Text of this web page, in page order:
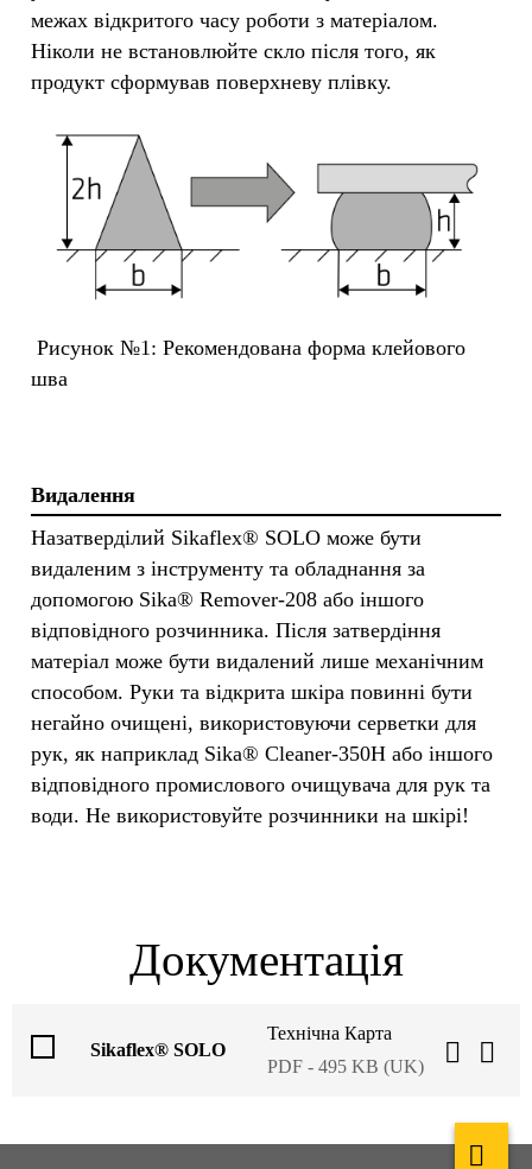
межах відкритого часу роботи з матеріалом.
Ніколи не встановлюйте скло після того, як
продукт сформував поверхневу плівку.
Рисунок №1: Рекомендована форма клейового
шва
Видалення
Назатверділий Sikaflex® SOLO може бути
видаленим з інструменту та обладнання за
допомогою Sika® Remover-208 або іншого
відповідного розчинника. Після затвердіння
матеріал може бути видалений лише механічним
способом. Руки та відкрита шкіра повинні бути
негайно очищені, використовуючи серветки для
рук, як наприклад Sika® Cleaner-350H або іншого
відповідного промислового очищувача для рук та
води. Не використовуйте розчинники на шкірі!
Документація
Sikaflex® SOLO
Технічна Карта
PDF - 495 KB (UK)